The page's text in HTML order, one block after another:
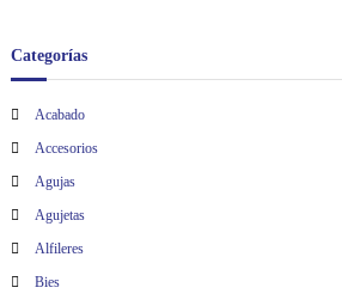
Categorías
Acabado
Accesorios
Agujas
Agujetas
Alfileres
Bies